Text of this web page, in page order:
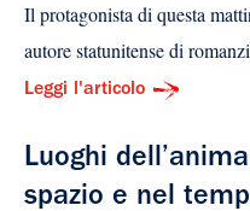
Il protagonista di questa
autore statunitense di
Leggi l'articolo
Luoghi
spazio e nel